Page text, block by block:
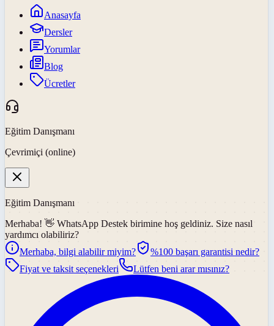
Anasayfa
Dersler
Yorumlar
Blog
Ücretler
Eğitim Danışmanı
Çevrimiçi (online)
Eğitim Danışmanı
Merhaba! 👋 WhatsApp Destek birimine hoş geldiniz. Size nasıl
yardımcı olabiliriz?
Merhaba, bilgi alabilir miyim?
%100 başarı garantisi nedir?
Fiyat ve taksit seçenekleri
Lütfen beni arar mısınız?